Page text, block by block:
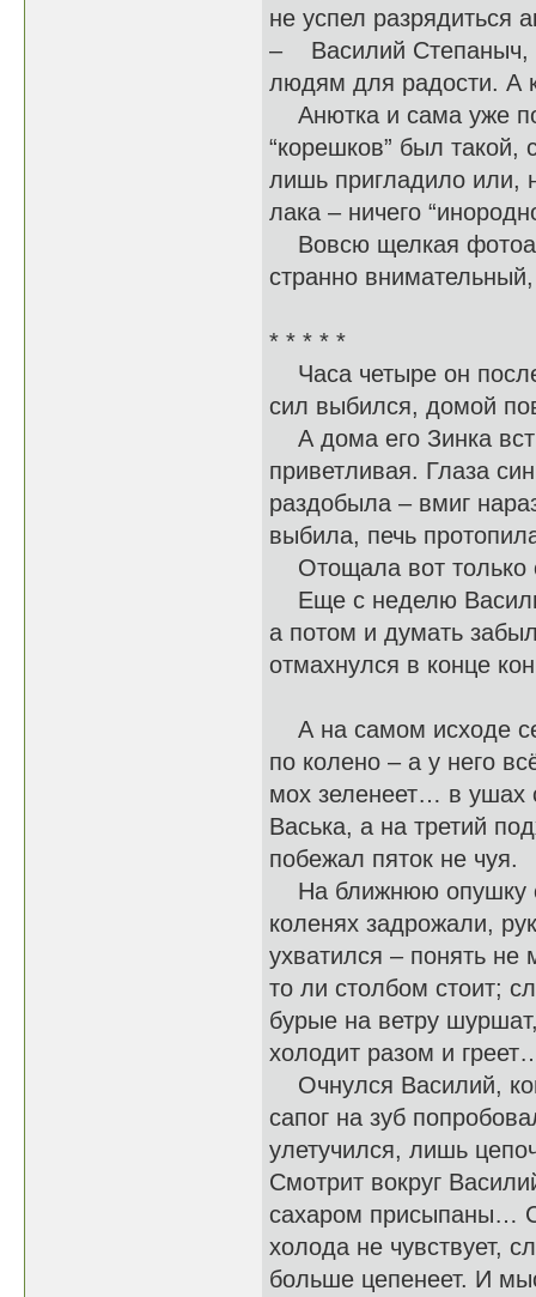
не успел разрядиться
– Василий Степаныч, -
людям для радости. А
Анютка и сама уже
“корешков” был
лишь пригладило или,
лака – ничего
Вовсю щелкая
странно
* * * * *
Часа четыре он
сил выбился, домой
А дома его Зинка
приветливая. Глаза
раздобыла – вмиг
выбила, печь
Отощала вот только
Еще с неделю
а потом и думать
отмахнулся в конце
А на самом исходе
по колено – а у него
мох зеленеет… в ушах
Васька, а на третий
побежал пяток не чуя.
На ближнюю опушку
коленях задрожали,
ухватился – понять не
то ли столбом стоит;
бурые на ветру
холодит разом и
Очнулся Василий,
сапог на зуб
улетучился, лишь
Смотрит вокруг
сахаром присыпаны…
холода не чувствует,
больше цепенеет. И